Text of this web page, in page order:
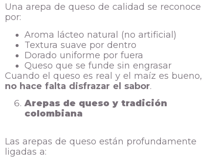
Una arepa de queso de calidad se reconoce
por:
Aroma lácteo natural (no artificial)
Textura suave por dentro
Dorado uniforme por fuera
Queso que se funde sin engrasar
Cuando el queso es real y el maíz es bueno,
no hace falta disfrazar el sabor.
Arepas de queso y tradición
colombiana
Las arepas de queso están profundamente
ligadas a: